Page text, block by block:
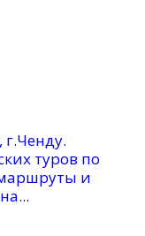
туров по
и